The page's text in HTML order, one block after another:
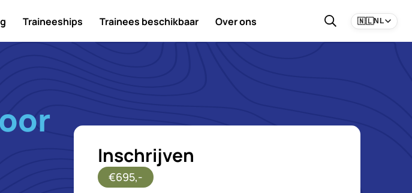
Traineeships Trainees beschikbaar Over ons 🇳🇱NL
Inschrijven
€695,-